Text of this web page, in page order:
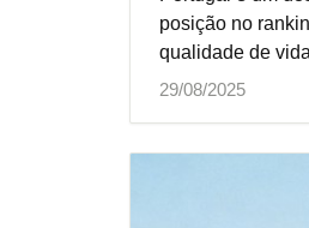
posição no
qualidade de
29/08/2025